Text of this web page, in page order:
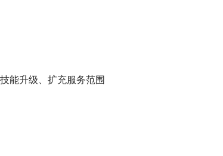
能升级、扩充服务范围